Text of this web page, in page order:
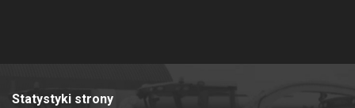
Statystyki strony